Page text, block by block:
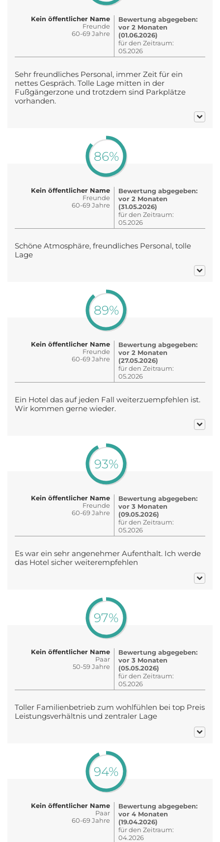
Kein öffentlicher Name
Freunde
60-69 Jahre
Bewertung abgegeben:
vor 2 Monaten
(01.06.2026)
für den Zeitraum:
05.2026
Sehr freundliches Personal, immer Zeit für ein
nettes Gespräch. Tolle Lage mitten in der
Fußgängerzone und trotzdem sind Parkplätze
vorhanden.
86%
Kein öffentlicher Name
Freunde
60-69 Jahre
Bewertung abgegeben:
vor 2 Monaten
(31.05.2026)
für den Zeitraum:
05.2026
Schöne Atmosphäre, freundliches Personal, tolle
Lage
89%
Kein öffentlicher Name
Freunde
60-69 Jahre
Bewertung abgegeben:
vor 2 Monaten
(27.05.2026)
für den Zeitraum:
05.2026
Ein Hotel das auf jeden Fall weiterzuempfehlen ist.
Wir kommen gerne wieder.
93%
Kein öffentlicher Name
Freunde
60-69 Jahre
Bewertung abgegeben:
vor 3 Monaten
(09.05.2026)
für den Zeitraum:
05.2026
Es war ein sehr angenehmer Aufenthalt. Ich werde
das Hotel sicher weiterempfehlen
97%
Kein öffentlicher Name
Paar
50-59 Jahre
Bewertung abgegeben:
vor 3 Monaten
(05.05.2026)
für den Zeitraum:
05.2026
Toller Familienbetrieb zum wohlfühlen bei top Preis
Leistungsverhältnis und zentraler Lage
94%
Kein öffentlicher Name
Paar
60-69 Jahre
Bewertung abgegeben:
vor 4 Monaten
(19.04.2026)
für den Zeitraum:
04.2026